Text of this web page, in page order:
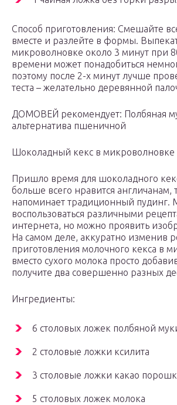
Способ приготовления: Смешайте
вместе и разлейте в формы.
микроволновке около 3 минут при
времени может понадобиться
поэтому после 2-х минут лучше
теста – желательно деревянной
ДОМОВЕЙ рекомендует: Полбяная
альтернатива пшеничной
Шоколадный кекс в микроволновке
Пришло время для шоколадного
больше всего нравится англичанам,
напоминает традиционный пудинг.
воспользоваться различными
интернета, но можно проявить
На самом деле, аккуратно изменив
приготовления молочного кекса в
вместо сухого молока просто
получите два совершенно разных
Ингредиенты:
6 столовых ложек полбяной
2 столовые ложки ксилита
3 столовые ложки какао
5 столовых ложек молока